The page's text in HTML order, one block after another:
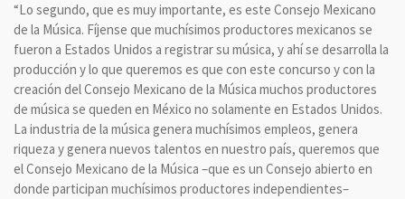
“Lo segundo, que es muy importante, es este Consejo Mexicano
de la Música. Fíjense que muchísimos productores mexicanos se
fueron a Estados Unidos a registrar su música, y ahí se desarrolla la
producción y lo que queremos es que con este concurso y con la
creación del Consejo Mexicano de la Música muchos productores
de música se queden en México no solamente en Estados Unidos.
La industria de la música genera muchísimos empleos, genera
riqueza y genera nuevos talentos en nuestro país, queremos que
el Consejo Mexicano de la Música –que es un Consejo abierto en
donde participan muchísimos productores independientes–